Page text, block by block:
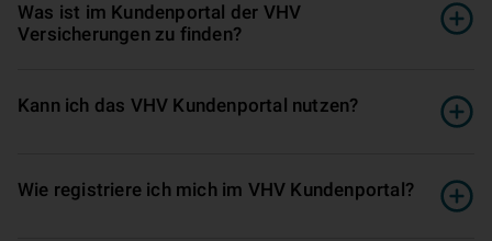
Was ist im Kundenportal der VHV
Versicherungen zu finden?
Kann ich das VHV Kundenportal nutzen?
Wie registriere ich mich im VHV Kundenportal?